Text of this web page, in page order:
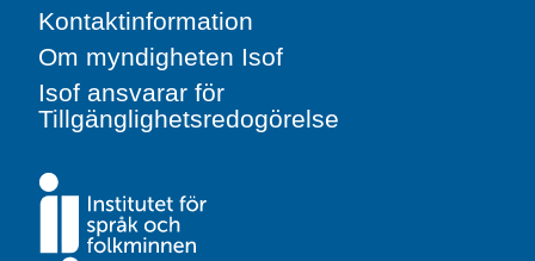
Kontaktinformation
Om myndigheten Isof
Isof ansvarar för
Tillgänglighetsredogörelse